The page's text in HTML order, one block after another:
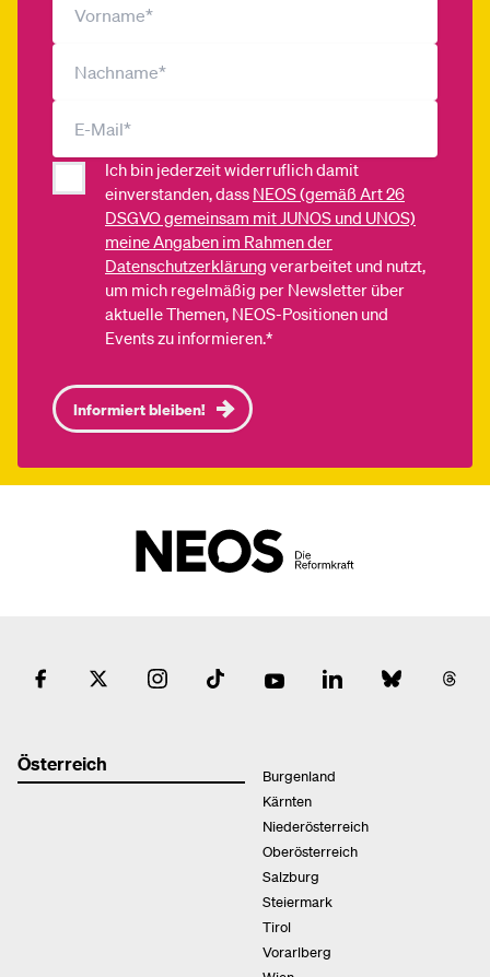
Ich bin jederzeit widerruflich damit
einverstanden, dass NEOS (gemäß Art 26
DSGVO gemeinsam mit JUNOS und UNOS)
meine Angaben im Rahmen der
Datenschutzerklärung verarbeitet und nutzt,
um mich regelmäßig per Newsletter über
aktuelle Themen, NEOS-Positionen und
Events zu informieren.*
Informiert bleiben!
Österreich
Burgenland
Kärnten
Niederösterreich
Oberösterreich
Salzburg
Steiermark
Tirol
Vorarlberg